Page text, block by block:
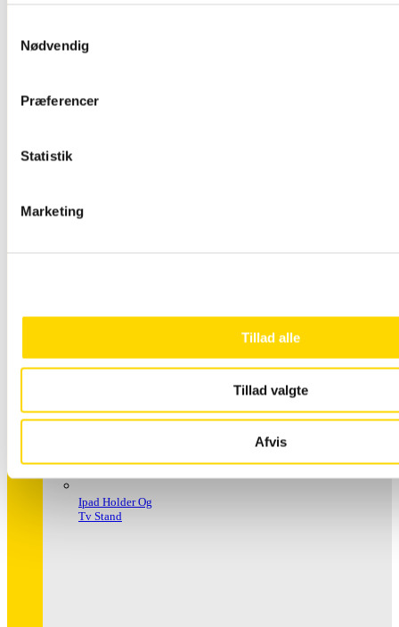
Nødvendig
Præferencer
Statistik
Marketing
Tillad alle
Tillad valgte
Afvis
Ipad Holder Og
Tv Stand